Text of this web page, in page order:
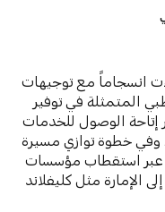
انسجاماً مع توجيهات
المتمثلة في توفير
إتاحة الوصول للخدمات
وفي خطوة توازي مسيرة
عبر استقطاب مؤسسات
الإمارة مثل كليفلاند